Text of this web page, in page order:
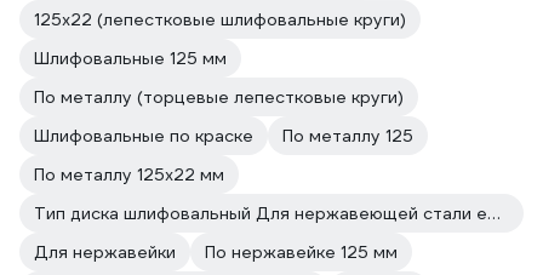
125х22 (лепестковые шлифовальные круги)
Шлифовальные 125 мм
По металлу (торцевые лепестковые круги)
Шлифовальные по краске
По металлу 125
По металлу 125х22 мм
Тип диска шлифовальный Для нержавеющей стали есть
Для нержавейки
По нержавейке 125 мм